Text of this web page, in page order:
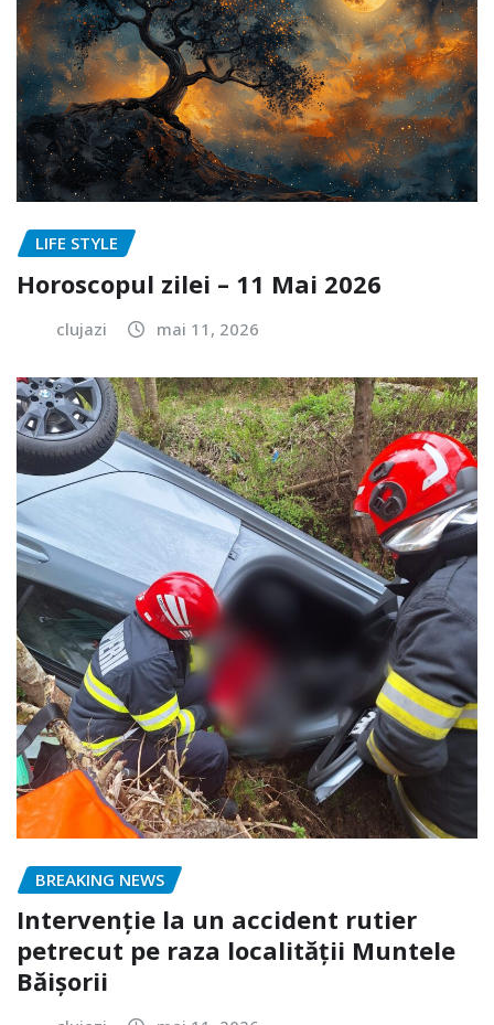
LIFE STYLE
Horoscopul zilei – 11 Mai 2026
clujazi mai 11, 2026
BREAKING NEWS
Intervenție la un accident rutier
petrecut pe raza localității Muntele
Băișorii